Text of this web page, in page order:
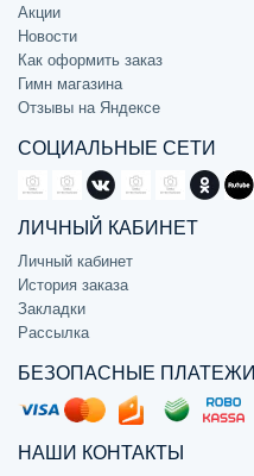
Акции
Новости
Как оформить заказ
Гимн магазина
Отзывы на Яндексе
СОЦИАЛЬНЫЕ СЕТИ
ЛИЧНЫЙ КАБИНЕТ
Личный кабинет
История заказа
Закладки
Рассылка
БЕЗОПАСНЫЕ ПЛАТЕЖИ
НАШИ КОНТАКТЫ